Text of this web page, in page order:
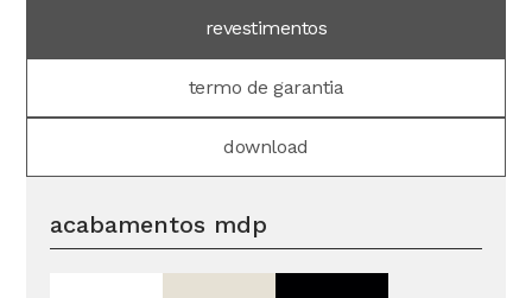
revestimentos
termo de garantia
download
acabamentos mdp